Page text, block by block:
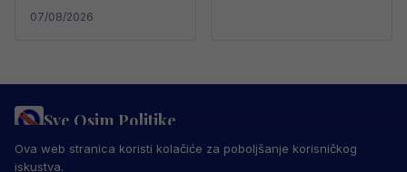
07/08/2026
Sve Osim Politike
PRAVILA PRIVATNOSTI MARKETING
USLOVI KORIŠTENJA
IMPRESSUM
Ova web stranica koristi kolačiće za poboljšanje korisničkog
iskustva.